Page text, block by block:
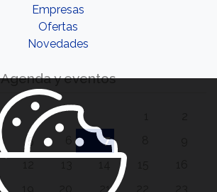
Empresas
Ofertas
Novedades
Agenda y eventos
5 7
21